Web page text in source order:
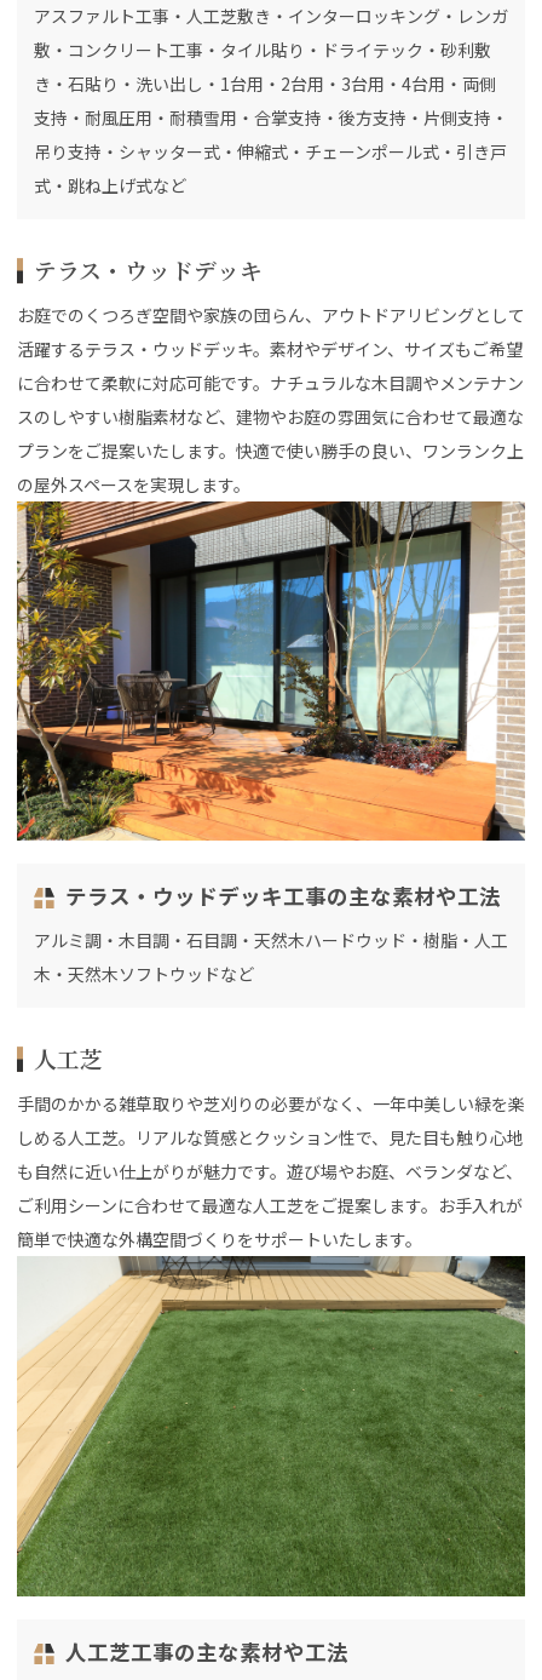
アスファルト工事・人工芝敷き・インターロッキング・レンガ
敷・コンクリート工事・タイル貼り・ドライテック・砂利敷
き・石貼り・洗い出し・1台用・2台用・3台用・4台用・両側
支持・耐風圧用・耐積雪用・合掌支持・後方支持・片側支持・
吊り支持・シャッター式・伸縮式・チェーンポール式・引き戸
式・跳ね上げ式など
テラス・ウッドデッキ
お庭でのくつろぎ空間や家族の団らん、アウトドアリビングとして
活躍するテラス・ウッドデッキ。素材やデザイン、サイズもご希望
に合わせて柔軟に対応可能です。ナチュラルな木目調やメンテナン
スのしやすい樹脂素材など、建物やお庭の雰囲気に合わせて最適な
プランをご提案いたします。快適で使い勝手の良い、ワンランク上
の屋外スペースを実現します。
テラス・ウッドデッキ工事の主な素材や工法
アルミ調・木目調・石目調・天然木ハードウッド・樹脂・人工
木・天然木ソフトウッドなど
人工芝
手間のかかる雑草取りや芝刈りの必要がなく、一年中美しい緑を楽
しめる人工芝。リアルな質感とクッション性で、見た目も触り心地
も自然に近い仕上がりが魅力です。遊び場やお庭、ベランダなど、
ご利用シーンに合わせて最適な人工芝をご提案します。お手入れが
簡単で快適な外構空間づくりをサポートいたします。
人工芝工事の主な素材や工法